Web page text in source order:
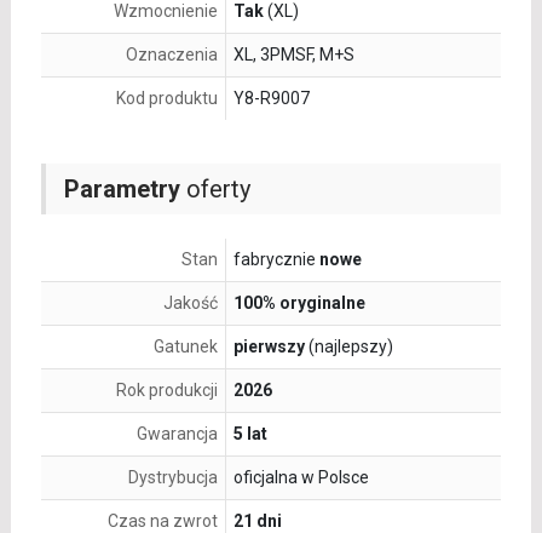
Parametryoferty
Stan fabrycznie nowe
Jakość 100% oryginalne
Gatunek pierwszy(najlepszy)
Rok produkcji 2026
Gwarancja 5 lat
Dystrybucja oficjalna w Polsce
Czas na zwrot 21 dni
Wzmocnienie Tak(XL)
Oznaczenia XL, 3PMSF, M+S
Kod produktu Y8-R9007